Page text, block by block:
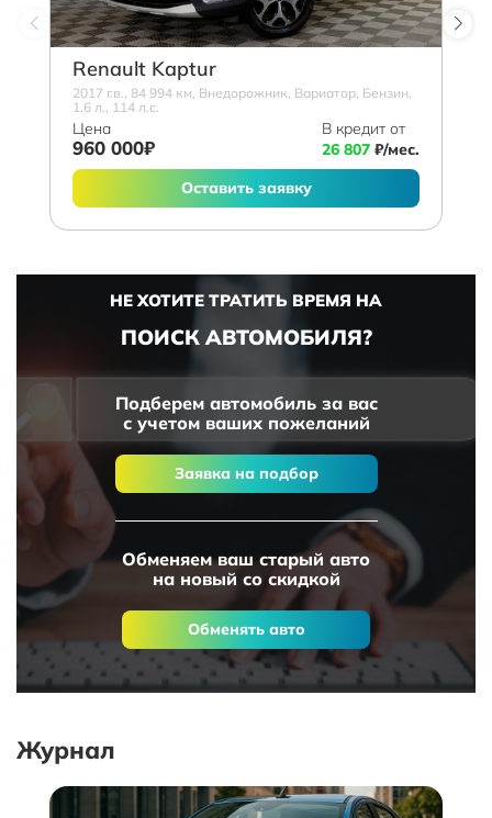
Renault Kaptur
2017 г.в., 84 994 км, Внедорожник, Вариатор, Бензин,
1.6 л., 114 л.с.
Цена
960 000₽
В кредит от
26 807 ₽/мес.
Оставить заявку
НЕ ХОТИТЕ ТРАТИТЬ ВРЕМЯ НА
ПОИСК АВТОМОБИЛЯ?
Подберем автомобиль за вас
с учетом ваших пожеланий
Заявка на подбор
Обменяем ваш старый авто
на новый со скидкой
Обменять авто
Журнал